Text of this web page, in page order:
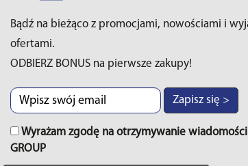
Bądź na bieżąco z promocjami, nowościami i
ofertami.
ODBIERZ BONUS na pierwsze zakupy!
Zapisz się >
Wyrażam zgodę na otrzymywanie
GROUP